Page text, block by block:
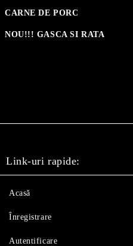
CARNE DE PORC
NOU!!! GASCA SI RATA
Link-uri rapide:
Acasă
Înregistrare
Autentificare